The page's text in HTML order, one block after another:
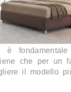
è
che per un
il modello